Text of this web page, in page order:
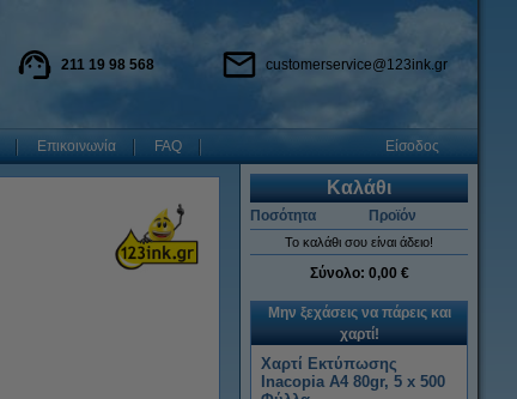
211 19 98 568 customerservice@123ink.gr
Επικοινωνία FAQ Είσοδος
Καλάθι
Ποσότητα Προϊόν
Το καλάθι σου είναι άδειο!
Σύνολο: 0,00 €
Μην ξεχάσεις να πάρεις και
χαρτί!
Χαρτί Εκτύπωσης
Inacopia Α4 80gr, 5 x 500